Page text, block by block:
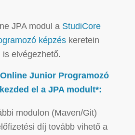
JPA modul a StudiCore
képzéskeretein
elvégezhető.
Junior Programozó
el a JPA modult*:
modulon (Maven/Git)
díj tovább vihető a